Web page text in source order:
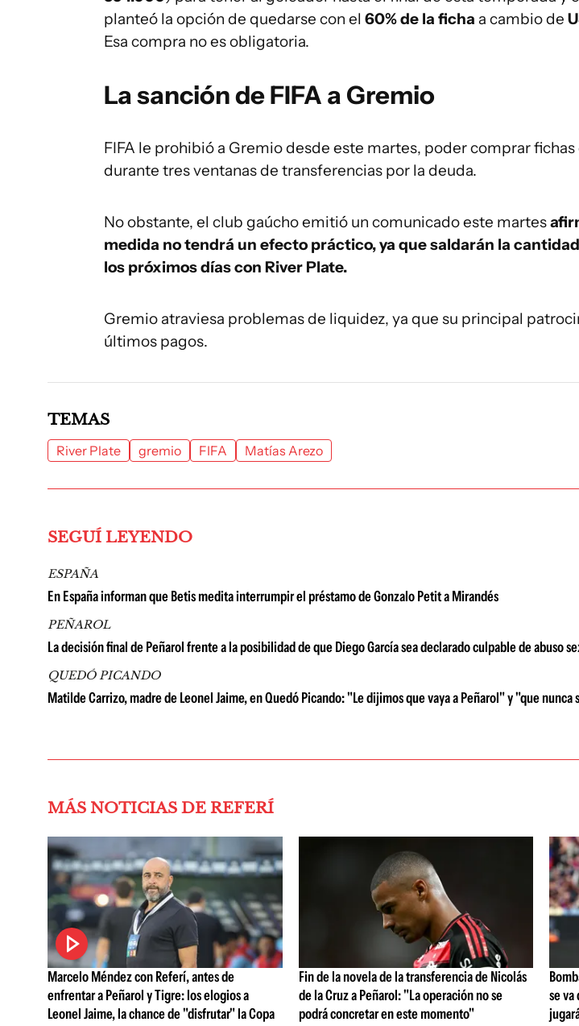
planteó la opción de quedarse con el 60% de la ficha a cambio de
Esa compra no es obligatoria.
La sanción de FIFA a Gremio
FIFA le prohibió a Gremio desde este martes, poder comprar
durante tres ventanas de transferencias por la deuda.
No obstante, el club gaúcho emitió un comunicado este martes
medida no tendrá un efecto práctico, ya que saldarán la
los próximos días con River Plate.
Gremio atraviesa problemas de liquidez, ya que su principal
últimos pagos.
TEMAS
River Plate gremio FIFA Matías Arezo
SEGUÍ LEYENDO
ESPAÑA
En España informan que Betis medita interrumpir el préstamo de Gonzalo Petit a Mirandés
PEÑAROL
La decisión final de Peñarol frente a la posibilidad de que Diego García sea declarado culpable de abuso
QUEDÓ PICANDO
Matilde Carrizo, madre de Leonel Jaime, en Quedó Picando: "Le dijimos que vaya a Peñarol" y "que nunca
MÁS NOTICIAS DE REFERÍ
Marcelo Méndez con Referí, antes de
enfrentar a Peñarol y Tigre: los elogios a
Leonel Jaime, la chance de "disfrutar" la Copa
Fin de la novela de la transferencia de Nicolás
de la Cruz a Peñarol: "La operación no se
podrá concretar en este momento"
se va